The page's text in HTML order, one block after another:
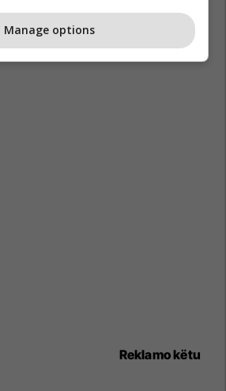
Reklamo këtu
Manage options